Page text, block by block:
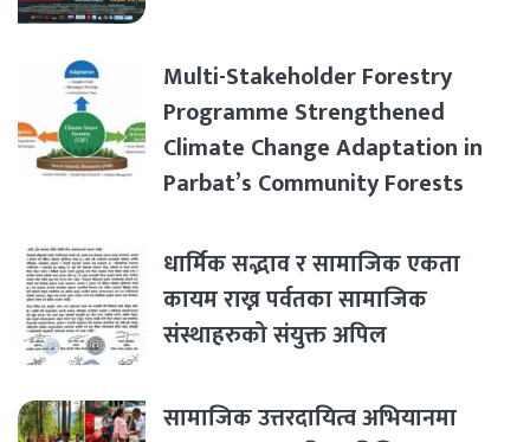
Multi-Stakeholder Forestry
Programme Strengthened
Climate Change Adaptation in
Parbat’s Community Forests
धार्मिक सद्भाव र सामाजिक एकता
कायम राख्न पर्वतका सामाजिक
संस्थाहरुको संयुक्त अपिल
सामाजिक उत्तरदायित्व अभियानमा